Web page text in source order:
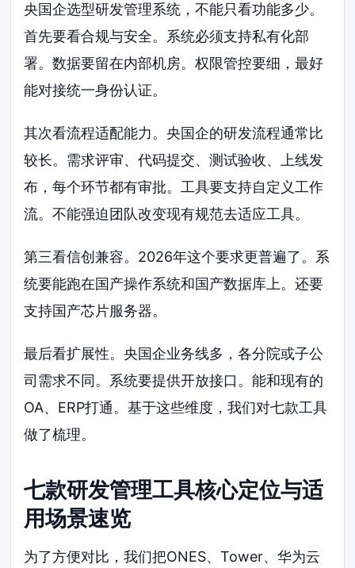
央国企选型研发管理系统，不能只看功能多少。
首先要看合规与安全。系统必须支持私有化部
署。数据要留在内部机房。权限管控要细，最好
能对接统一身份认证。
其次看流程适配能力。央国企的研发流程通常比
较长。需求评审、代码提交、测试验收、上线发
布，每个环节都有审批。工具要支持自定义工作
流。不能强迫团队改变现有规范去适应工具。
第三看信创兼容。2026年这个要求更普遍了。系
统要能跑在国产操作系统和国产数据库上。还要
支持国产芯片服务器。
最后看扩展性。央国企业务线多，各分院或子公
司需求不同。系统要提供开放接口。能和现有的
OA、ERP打通。基于这些维度，我们对七款工具
做了梳理。
七款研发管理工具核心定位与适
用场景速览
为了方便对比，我们把ONES、Tower、华为云